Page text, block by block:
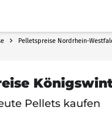
Pelletspreise Nordrhein-
Pellets kaufen